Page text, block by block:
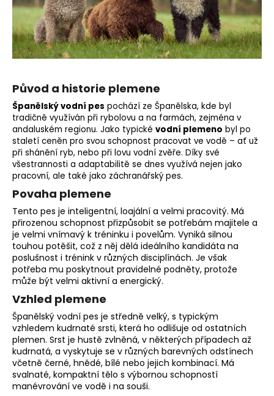
Původ a historie plemene
Španělský vodní pes pochází ze Španělska, kde byl
tradičně využíván při rybolovu a na farmách, zejména v
andaluském regionu. Jako typické vodní plemeno byl po
staletí ceněn pro svou schopnost pracovat ve vodě – ať už
při shánění ryb, nebo při lovu vodní zvěře. Díky své
všestrannosti a adaptabilitě se dnes využívá nejen jako
pracovní, ale také jako záchranářský pes.
Povaha plemene
Tento pes je inteligentní, loajální a velmi pracovitý. Má
přirozenou schopnost přizpůsobit se potřebám majitele a
je velmi vnímavý k tréninku i povelům. Vyniká silnou
touhou potěšit, což z něj dělá ideálního kandidáta na
poslušnost i trénink v různých disciplínách. Je však
potřeba mu poskytnout pravidelné podněty, protože
může být velmi aktivní a energický.
Vzhled plemene
Španělský vodní pes je středně velký, s typickým
vzhledem kudrnaté srsti, která ho odlišuje od ostatních
plemen. Srst je hustě zvlněná, v některých případech až
kudrnatá, a vyskytuje se v různých barevných odstínech
včetně černé, hnědé, bílé nebo jejich kombinací. Má
svalnaté, kompaktní tělo s výbornou schopností
manévrování ve vodě i na souši.
D
o
p
o
u
č
u
j
e
m
e